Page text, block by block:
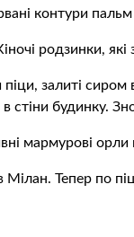
контури
родзинки, які
залиті сиром
стіни будинку.
мармурові
Мілан. Тепер по